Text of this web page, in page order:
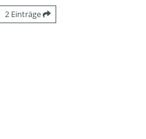
2 Einträge